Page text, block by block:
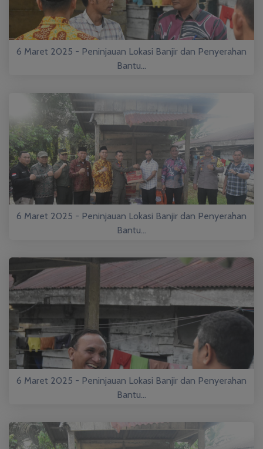
6 Maret 2025 - Peninjauan Lokasi Banjir dan Penyerahan
Bantu...
6 Maret 2025 - Peninjauan Lokasi Banjir dan Penyerahan
Bantu...
6 Maret 2025 - Peninjauan Lokasi Banjir dan Penyerahan
Bantu...